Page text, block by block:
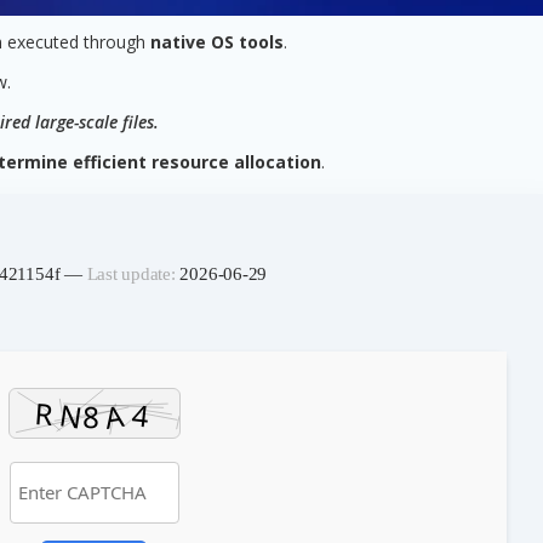
through native OS tools.
large-scale files.
efficient resource allocation.
— Last update: 2026-06-29